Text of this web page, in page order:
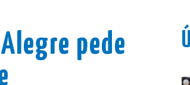
pede